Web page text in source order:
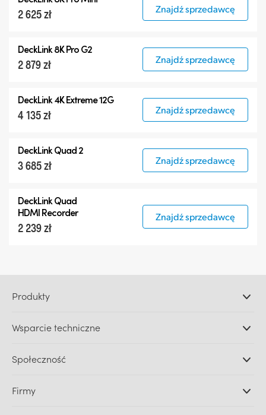
2 625 zł Znajdź sprzedawcę
DeckLink 8K Pro G2
2 879 zł Znajdź sprzedawcę
DeckLink 4K Extreme 12G
4 135 zł Znajdź sprzedawcę
DeckLink Quad 2
3 685 zł Znajdź sprzedawcę
DeckLink Quad
HDMI Recorder
2 239 zł
Znajdź sprzedawcę
Produkty
DaVinci Resolve i oprogramowanie Fusion
Ultimatte
Przechwytywanie i odtwarzanie
Wsparcie techniczne
Centrum wsparcia technicznego
Społeczność
Firmy